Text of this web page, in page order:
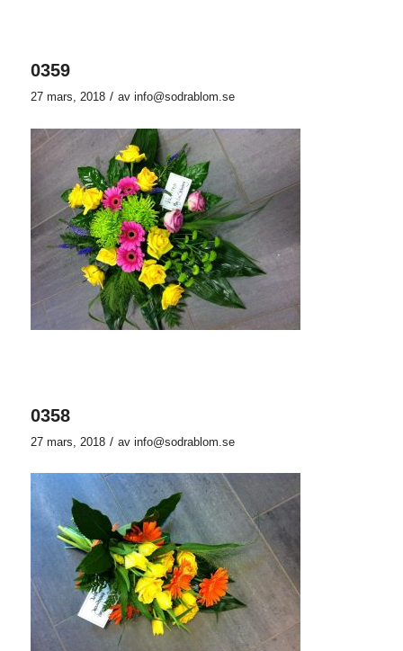
0359
27 mars, 2018 / av info@sodrablom.se
0358
27 mars, 2018 / av info@sodrablom.se